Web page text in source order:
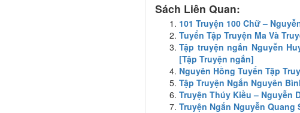
Sách Liên Quan:
101 Truyện 100 Chữ –
Tuyển Tập Truyện Ma Và
Tập truyện ngắn Nguyễn
[Tập Truyện ngắn]
Nguyên Hồng Tuyển Tập
Tập Truyện Ngắn Nguyên
Truyện Thúy Kiều – Nguyễn
Truyện Ngắn Nguyễn Quang